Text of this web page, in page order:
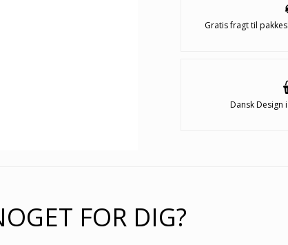
Gratis fragt til
Dansk Design
FOR DIG?